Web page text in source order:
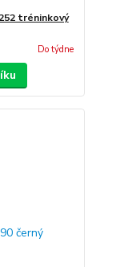
tréninkový
Do týdne